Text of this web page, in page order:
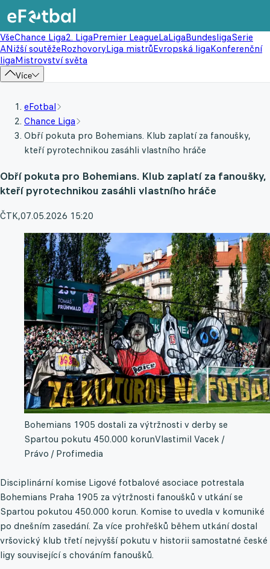
VšeChance Liga2. LigaPremier LeagueLaLigaBundesligaSerie
ANižší soutěžeRozhovoryLiga mistrůEvropská ligaKonferenční
ligaMistrovství světa
Více
eFotbal
Chance Liga
Obří pokuta pro Bohemians. Klub zaplatí za fanoušky,
kteří pyrotechnikou zasáhli vlastního hráče
Obří pokuta pro Bohemians. Klub zaplatí za fanoušky,
kteří pyrotechnikou zasáhli vlastního hráče
ČTK,07.05.2026 15:20
Bohemians 1905 dostali za výtržnosti v derby se
Spartou pokutu 450.000 korunVlastimil Vacek /
Právo / Profimedia
Disciplinární komise Ligové fotbalové asociace potrestala
Bohemians Praha 1905 za výtržnosti fanoušků v utkání se
Spartou pokutou 450.000 korun. Komise to uvedla v komuniké
po dnešním zasedání. Za více prohřešků během utkání dostal
vršovický klub třetí nejvyšší pokutu v historii samostatné české
ligy související s chováním fanoušků.